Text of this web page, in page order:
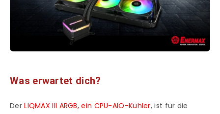
Was erwartet dich?
DerLIQMAX III ARGB, ein CPU-AIO-Kühler, ist für die